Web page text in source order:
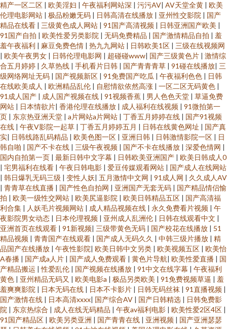
精产一区二区 | 欧美淫妇 | 午夜福利网站深 | 污污AV| AV天堂全黄 | 欧美
伦理电影网站 | 极品粉嫩旡码 | 日韩高清在线播放 | 亚州性交影院 | 国产
精品在线看 | 三级黄色成人网站 | 91国产高清视频 | 日韩亚洲国产欧美 |
91国产自拍 | 欧美性爱另类影院 | 无码免费精品 | 国产激情精品自拍 | 羞
羞午夜福利 | 麻豆免费色情 | 热九九网站 | 日韩欧美1区 | 三级在线视频网
| 欧美午夜男女 | 日韩伦理电影网 | 超碰碰www| 国产三级黄色片 | 激情综
合五月婷婷 | 久草热线 | 手机看片日韩 | 国产青青青草 | 91碰在线播放| 三
级网络网址无码 | 国产视频新区 | 91免费国产吃瓜 | 午夜福利色色 | 日韩
在线欧美成人 | 欧洲精品乱伦 | 自慰情欲依然高涨 | 一区二区无码黄色 |
91成人国产 | 成人国产视频在线 | 91视频香蕉 | 男人色色天堂 | 草逼免费
网站 | 日本情欲片| 香港伦理在线播放 | 成人福利在线视频 | 91微拍第一
页 | 东京热亚洲天堂 | a片网站a片网站 | 丁香五月婷婷在线 | 国产91视频
在线 | 午夜V影院一起草 | 丁香五月婷婷五月 | 日韩在线黄色网址 | 国产真
实| 日韩线路乱码精品 | 欧美色图一区 | 亚洲日韩 | 日韩激情影院一区 | 日
韩自啪 | 国产不卡在线 | 三级午夜视频 | 国产不卡在线播放 | 深爱色情网 |
国内自拍第一页 | 最新日韩中文字幕 | 日韩欧美亚洲国产 | 欧美日韩成人0
| 宅男福利在线看 | 午夜日韩电影 | 爱豆传媒观看网站 | 国产成人在线网站
| 韩日爆乳无码三级 | 变性人妖| 五月激情中文网 | 91成人网 | 久久成人AV
| 青青草在线直播 | 国产性色自拍网 | 亚洲国产无套无码 | 国产精品情侣愉
拍 | 欧美一级性交网站 | 欧美尻逼影院 | 欧美日韩精品五区 | 国产高清福
利合集 | 人妖毛片视频网站 | 成人精品视频在线 | 永久免费看片视频 | 午
夜影院男女动态 | 日本伦理视频 | 亚州成人乱洲伦 | 日韩在线观看中文 |
亚洲首页在线观看 | 91新视频| 三级带黄色无码 | 国产校花在线播放 | 51
精品视频 | 青青国产在线观看 | 国产成人无码久久 | 中韩三级片播放 | 精
品国产在线播放 | 午夜性影院| 欧美日韩中文另类 | 欧美视频五区 | 欧美怡
A春播 | 国产成a人片 | 国产成人免费观看 | 黄色片导航| 欧美性爱直播 | 国
产精品搬运 |性爱乱伦 | 国产视频在线播放 | 91中文在线字幕 | 午夜福利
黄色 | 亚州精品无码又 | 欧美电影a | 极品另类欧美 | 91免费视频草逼 | 羞
羞爽爽影院 | 日本无码在线 | 日本不卡影片 | 日韩无码丝袜 | 91直播视频 |
国产激情在线 | 日本高清xxxx| 国产综合AV | 国产日韩精选 | 日韩免费影
院 | 东京热综合 | 成人在线无码精品 | 午夜av福利电影 | 欧美性爱2区4区 |
91国产精品区 | 欧美另类亚洲 | 国产青青在线 | 亚洲视频 | 国产亚洲瑟瑟